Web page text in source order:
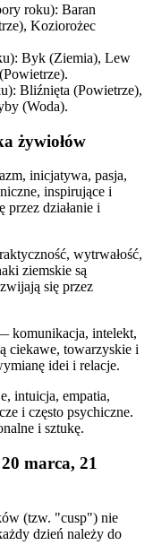
roku): Baran
Koziorożec
Byk (Ziemia), Lew
Bliźnięta (Powietrze),
(Woda).
żywiołów
inicjatywa, pasja,
inspirujące i
działanie i
wytrwałość,
ziemskie są
się przez
komunikacja, intelekt,
ciekawe, towarzyskie i
idei i relacje.
intuicja, empatia,
i często psychiczne.
i sztukę.
marca, 21
(tzw. "cusp") nie
dzień należy do